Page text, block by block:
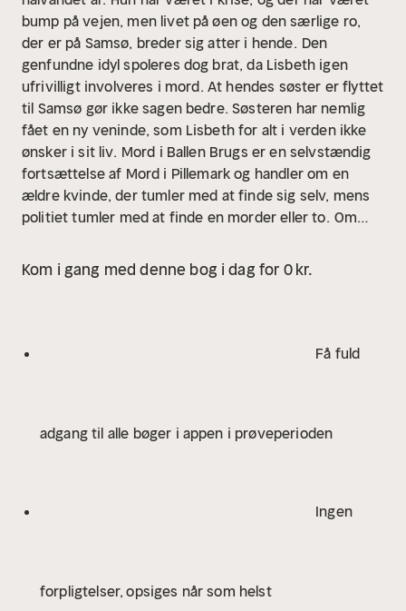
bump på vejen, men livet på øen og den særlige ro,
der er på Samsø, breder sig atter i hende. Den
genfundne idyl spoleres dog brat, da Lisbeth igen
ufrivilligt involveres i mord. At hendes søster er flyttet
til Samsø gør ikke sagen bedre. Søsteren har nemlig
fået en ny veninde, som Lisbeth for alt i verden ikke
ønsker i sit liv. Mord i Ballen Brugs er en selvstændig
fortsættelse af Mord i Pillemark og handler om en
ældre kvinde, der tumler med at finde sig selv, mens
politiet tumler med at finde en morder eller to. Om
buschauffør, socialrådgiver og kropsterapeut. Nu
udekørende social- og sundhedsassistent i nattevagt
Kom i gang med denne bog i dag for 0 kr.
Få fuld
adgang til alle bøger i appen i prøveperioden
Ingen
forpligtelser, opsiges når som helst